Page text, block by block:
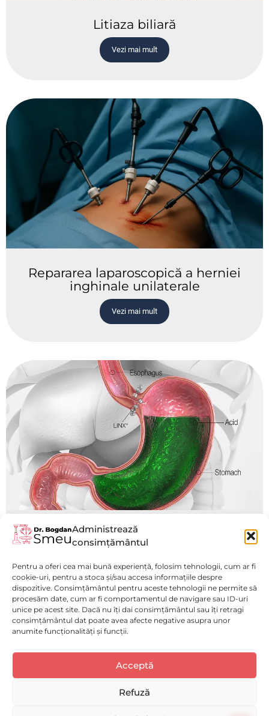
Administrează
consimțământul
Pentru a oferi cea mai bună experiență, folosim tehnologii, cum ar fi
cookie-uri, pentru a stoca și/sau accesa informațiile despre
dispozitive. Consimțământul pentru aceste tehnologii ne permite să
procesăm date, cum ar fi comportamentul de navigare sau ID-uri
unice pe acest site. Dacă nu îți dai consimțământul sau îți retragi
consimțământul dat poate avea afecte negative asupra unor
anumite funcționalități și funcții.
Acceptă
Refuză
Litiaza biliară
Vezi mai mult
Repararea laparoscopică a herniei
inghinale unilaterale
Vezi mai mult
Fundoplicatura Toupet
Laparoscopica
Vezi mai mult
Cum ți-ai evalua experiența pe acest website?
o